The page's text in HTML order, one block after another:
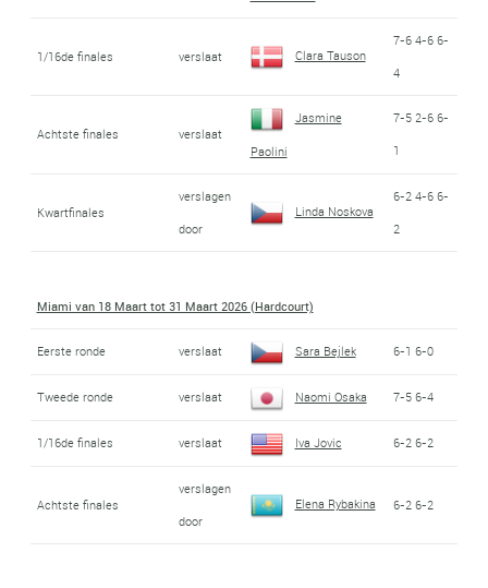
1/16de finales verslaat Clara Tauson
7-6 4-6 6-
4
Achtste finales verslaat
Jasmine
Paolini
7-5 2-6 6-
1
Kwartfinales
verslagen
door
Linda Noskova
6-2 4-6 6-
2
Miami van 18 Maart tot 31 Maart 2026 (Hardcourt)
Eerste ronde verslaat Sara Bejlek 6-1 6-0
Tweede ronde verslaat Naomi Osaka 7-5 6-4
1/16de finales verslaat Iva Jovic 6-2 6-2
Achtste finales
verslagen
door
Elena Rybakina 6-2 6-2